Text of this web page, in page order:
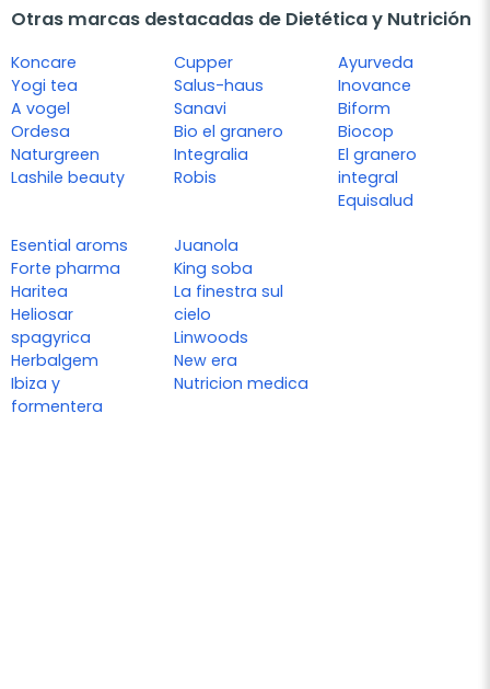
Otras marcas destacadas de Dietética y Nutrición
Koncare
Yogi tea
A vogel
Ordesa
Naturgreen
Lashile beauty
Cupper
Salus-haus
Sanavi
Bio el granero
Integralia
Robis
Ayurveda
Inovance
Biform
Biocop
El granero
integral
Equisalud
Esential aroms
Forte pharma
Haritea
Heliosar
spagyrica
Herbalgem
Ibiza y
formentera
Juanola
King soba
La finestra sul
cielo
Linwoods
New era
Nutricion medica